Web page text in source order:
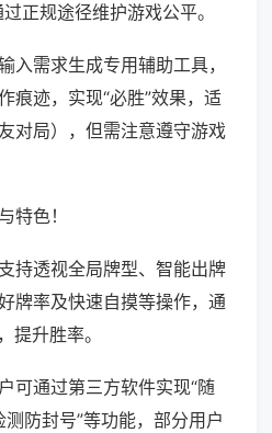
正规途径维护游戏公平。
入需求生成专用辅助工具，
痕迹，实现“必胜”效果，适
对局），但需注意遵守游戏
特色！
持透视全局牌型、智能出牌
牌率及快速自摸等操作，通
提升胜率。
可通过第三方软件实现“随
测防封号”等功能，部分用户